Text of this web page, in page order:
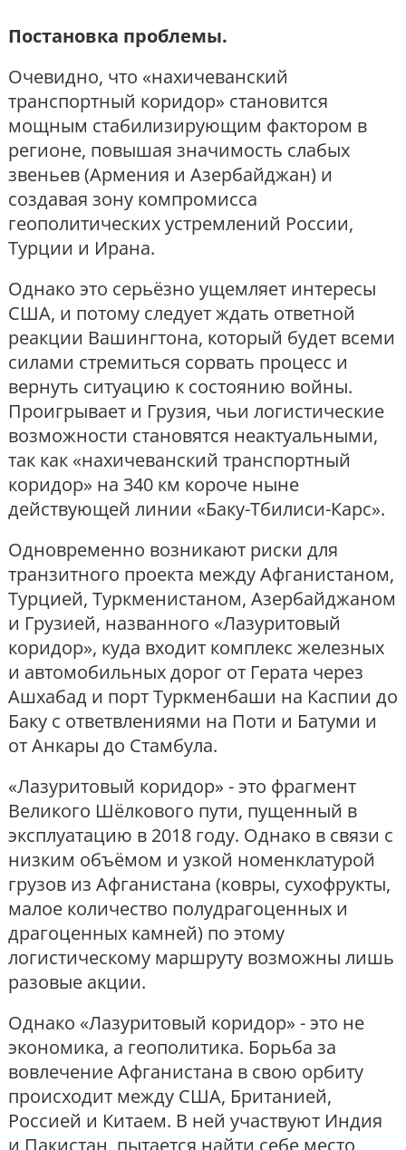
Постановка проблемы.
Очевидно, что «нахичеванский
транспортный коридор» становится
мощным стабилизирующим фактором в
регионе, повышая значимость слабых
звеньев (Армения и Азербайджан) и
создавая зону компромисса
геополитических устремлений России,
Турции и Ирана.
Однако это серьёзно ущемляет интересы
США, и потому следует ждать ответной
реакции Вашингтона, который будет всеми
силами стремиться сорвать процесс и
вернуть ситуацию к состоянию войны.
Проигрывает и Грузия, чьи логистические
возможности становятся неактуальными,
так как «нахичеванский транспортный
коридор» на 340 км короче ныне
действующей линии «Баку-Тбилиси-Карс».
Одновременно возникают риски для
транзитного проекта между Афганистаном,
Турцией, Туркменистаном, Азербайджаном
и Грузией, названного «Лазуритовый
коридор», куда входит комплекс железных
и автомобильных дорог от Герата через
Ашхабад и порт Туркменбаши на Каспии до
Баку с ответвлениями на Поти и Батуми и
от Анкары до Стамбула.
«Лазуритовый коридор» - это фрагмент
Великого Шёлкового пути, пущенный в
эксплуатацию в 2018 году. Однако в связи с
низким объёмом и узкой номенклатурой
грузов из Афганистана (ковры, сухофрукты,
малое количество полудрагоценных и
драгоценных камней) по этому
логистическому маршруту возможны лишь
разовые акции.
Однако «Лазуритовый коридор» - это не
экономика, а геополитика. Борьба за
вовлечение Афганистана в свою орбиту
происходит между США, Британией,
Россией и Китаем. В ней участвуют Индия